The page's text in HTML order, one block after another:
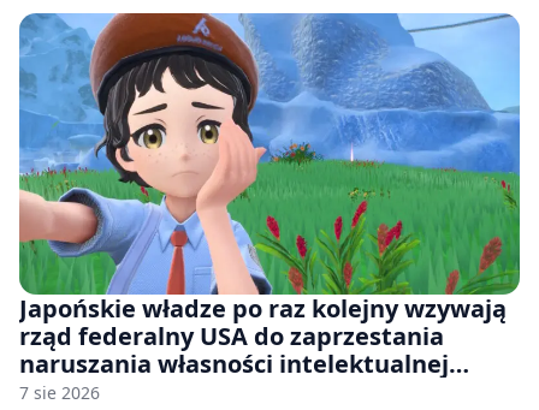
Japońskie władze po raz kolejny wzywają
rząd federalny USA do zaprzestania
naruszania własności intelektualnej
japońskich gier i anime
7 sie 2026